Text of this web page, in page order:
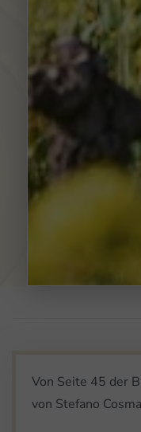
Von Seite 45 der
von Stefano